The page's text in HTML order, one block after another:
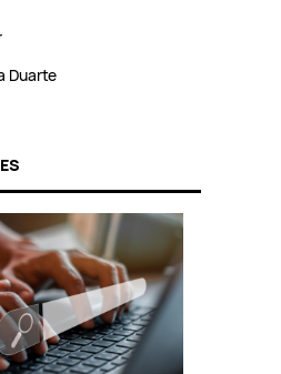
Duarte